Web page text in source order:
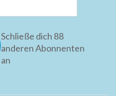
Schließe dich 88
anderen Abonnenten
an